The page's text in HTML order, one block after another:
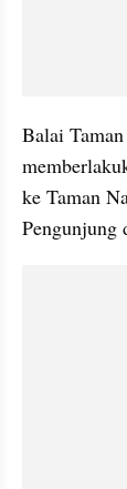
Balai
ke Taman
Pengunjung